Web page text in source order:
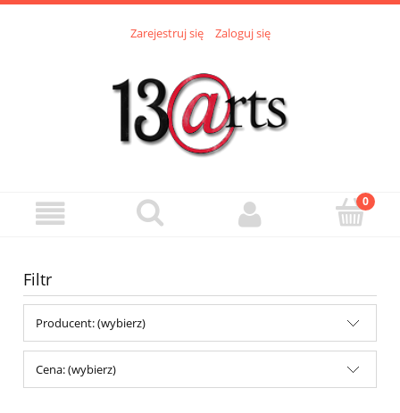
Zarejestruj się Zaloguj się
Filtr
Producent: (wybierz)
Cena: (wybierz)